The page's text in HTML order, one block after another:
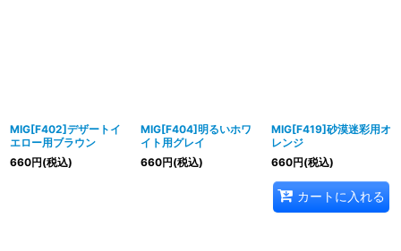
MIG[F402]デザートイ
エロー用ブラウン
660円(税込)
MIG[F404]明るいホワ
イト用グレイ
660円(税込)
MIG[F419]砂漠迷彩用オ
レンジ
660円(税込)
カートに入れる